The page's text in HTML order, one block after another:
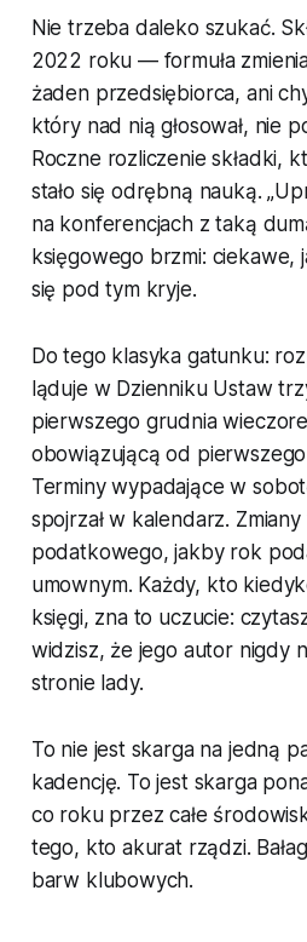
Nie trzeba daleko szukać.
2022 roku — formuła
żaden przedsiębiorca, ani
który nad nią głosował, nie
Roczne rozliczenie składki,
stało się odrębną nauką.
na konferencjach z taką
księgowego brzmi: ciekawe,
się pod tym kryje.
Do tego klasyka gatunku:
ląduje w Dzienniku Ustaw
pierwszego grudnia
obowiązującą od
Terminy wypadające w
spojrzał w kalendarz.
podatkowego, jakby rok
umownym. Każdy, kto
księgi, zna to uczucie:
widzisz, że jego autor nigdy
stronie lady.
To nie jest skarga na jedną
kadencję. To jest skarga
co roku przez całe
tego, kto akurat rządzi.
barw klubowych.